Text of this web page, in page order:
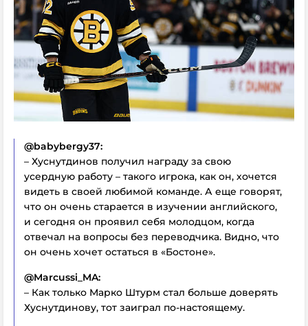
@babybergy37:
– Хуснутдинов получил награду за свою
усердную работу – такого игрока, как он, хочется
видеть в своей любимой команде. А еще говорят,
что он очень старается в изучении английского,
и сегодня он проявил себя молодцом, когда
отвечал на вопросы без переводчика. Видно, что
он очень хочет остаться в «Бостоне».
@Marcussi_MA:
– Как только Марко Штурм стал больше доверять
Хуснутдинову, тот заиграл по-настоящему.